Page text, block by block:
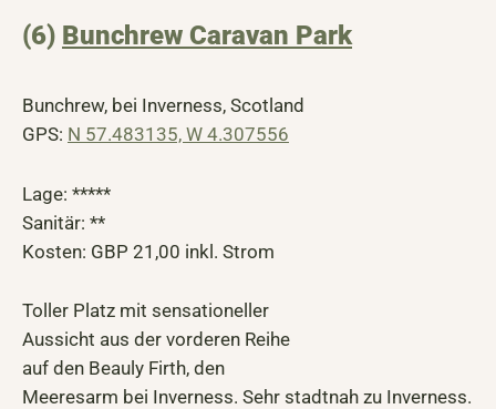
(6) Bunchrew Caravan Park
Bunchrew, bei Inverness, Scotland
GPS: N 57.483135, W 4.307556
Lage: *****
Sanitär: **
Kosten: GBP 21,00 inkl. Strom
Toller Platz mit sensationeller
Aussicht aus der vorderen Reihe
auf den Beauly Firth, den
Meeresarm bei Inverness. Sehr stadtnah zu Inverness.